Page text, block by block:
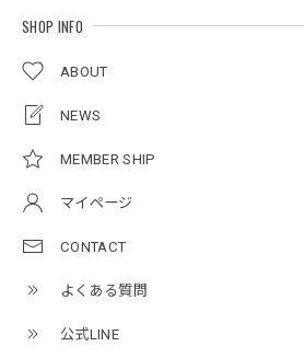
SHOP INFO
ABOUT
NEWS
MEMBER SHIP
マイページ
CONTACT
よくある質問
公式LINE